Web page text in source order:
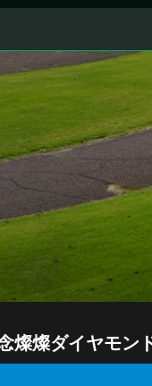
燦燦ダイヤモ